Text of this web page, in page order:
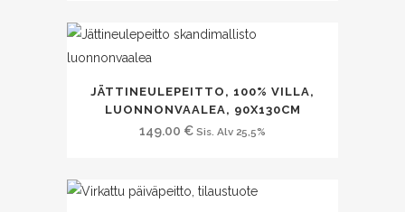
JÄTTINEULEPEITTO, 100% VILLA,
LUONNONVAALEA, 90X130CM
149.00 € Sis. Alv 25,5%